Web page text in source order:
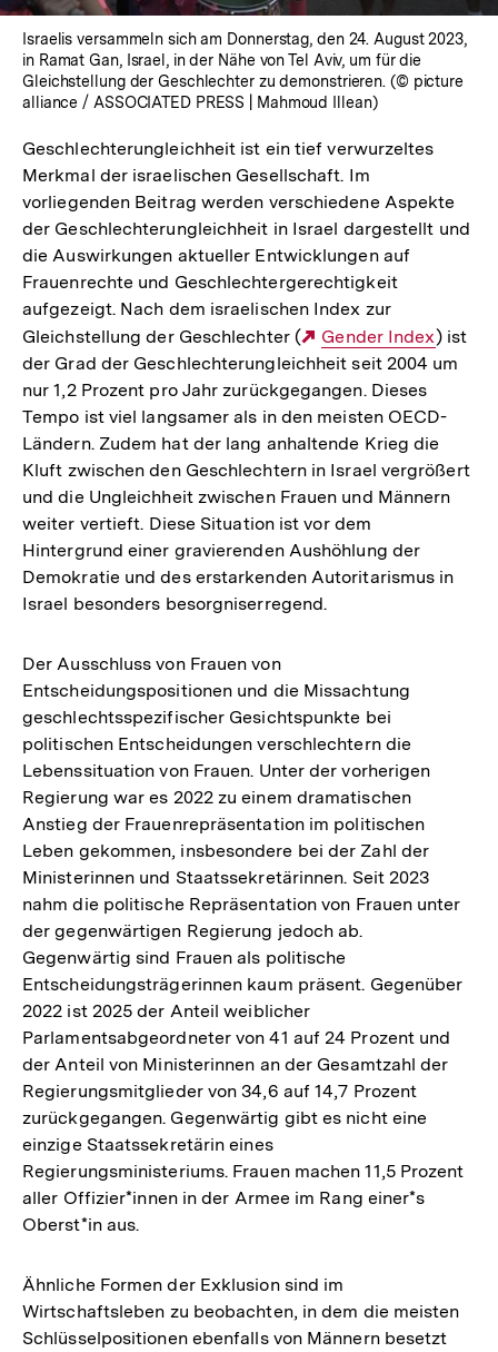
Israelis versammeln sich am Donnerstag, den 24. August 2023,
in Ramat Gan, Israel, in der Nähe von Tel Aviv, um für die
Gleichstellung der Geschlechter zu demonstrieren. (© picture
alliance / ASSOCIATED PRESS | Mahmoud Illean)
Geschlechterungleichheit ist ein tief verwurzeltes
Merkmal der israelischen Gesellschaft. Im
vorliegenden Beitrag werden verschiedene Aspekte
der Geschlechterungleichheit in Israel dargestellt und
die Auswirkungen aktueller Entwicklungen auf
Frauenrechte und Geschlechtergerechtigkeit
aufgezeigt. Nach dem israelischen Index zur
Gleichstellung der Geschlechter (
Externer
Link:
Gender Index) ist
der Grad der Geschlechterungleichheit seit 2004 um
nur 1,2 Prozent pro Jahr zurückgegangen. Dieses
Tempo ist viel langsamer als in den meisten OECD-
Ländern. Zudem hat der lang anhaltende Krieg die
Kluft zwischen den Geschlechtern in Israel vergrößert
und die Ungleichheit zwischen Frauen und Männern
weiter vertieft. Diese Situation ist vor dem
Hintergrund einer gravierenden Aushöhlung der
Demokratie und des erstarkenden Autoritarismus in
Israel besonders besorgniserregend.
Der Ausschluss von Frauen von
Entscheidungspositionen und die Missachtung
geschlechtsspezifischer Gesichtspunkte bei
politischen Entscheidungen verschlechtern die
Lebenssituation von Frauen. Unter der vorherigen
Regierung war es 2022 zu einem dramatischen
Anstieg der Frauenrepräsentation im politischen
Leben gekommen, insbesondere bei der Zahl der
Ministerinnen und Staatssekretärinnen. Seit 2023
nahm die politische Repräsentation von Frauen unter
der gegenwärtigen Regierung jedoch ab.
Gegenwärtig sind Frauen als politische
Entscheidungsträgerinnen kaum präsent. Gegenüber
2022 ist 2025 der Anteil weiblicher
Parlamentsabgeordneter von 41 auf 24 Prozent und
der Anteil von Ministerinnen an der Gesamtzahl der
Regierungsmitglieder von 34,6 auf 14,7 Prozent
zurückgegangen. Gegenwärtig gibt es nicht eine
einzige Staatssekretärin eines
Regierungsministeriums. Frauen machen 11,5 Prozent
aller Offizier*innen in der Armee im Rang einer*s
Oberst*in aus.
Ähnliche Formen der Exklusion sind im
Wirtschaftsleben zu beobachten, in dem die meisten
Schlüsselpositionen ebenfalls von Männern besetzt